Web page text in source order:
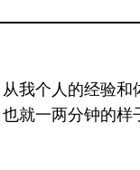
我个人的经验
就一两分钟的